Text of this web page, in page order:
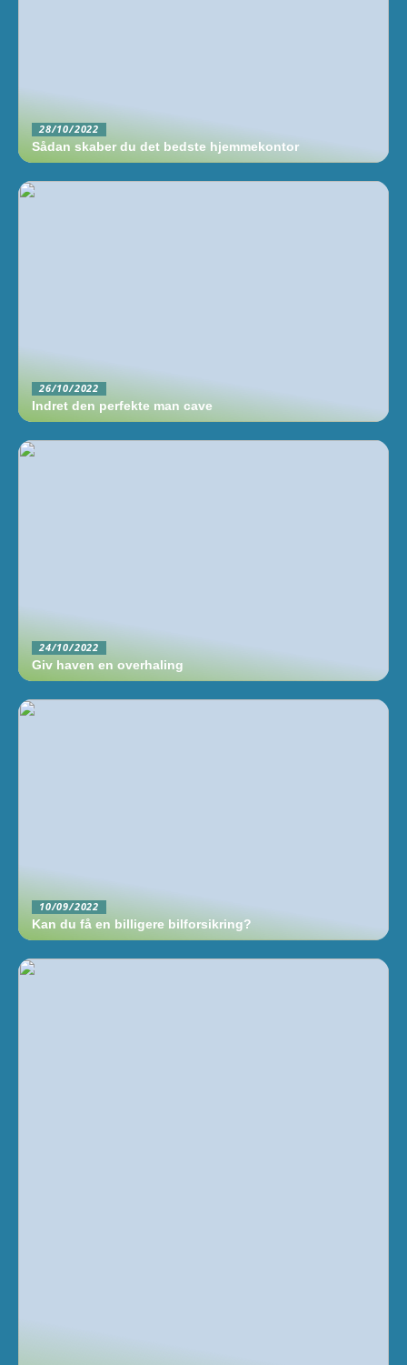
28/10/2022
Sådan skaber du det bedste hjemmekontor
26/10/2022
Indret den perfekte man cave
24/10/2022
Giv haven en overhaling
10/09/2022
Kan du få en billigere bilforsikring?